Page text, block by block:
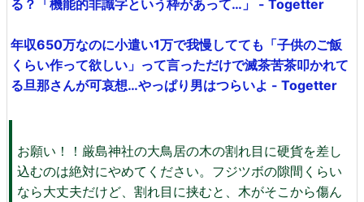
る？「機能的非識字という枠があって…」 - Togetter
年収650万なのに小遣い1万で我慢してても「子供のご飯
くらい作って欲しい」って言っただけで滅茶苦茶叩かれて
る旦那さんが可哀想…やっぱり男はつらいよ - Togetter
お願い！！厳島神社の大鳥居の木の割れ目に硬貨を差し
込むのは絶対にやめてください。フジツボの隙間くらい
なら大丈夫だけど、割れ目に挟むと、木がそこから傷ん